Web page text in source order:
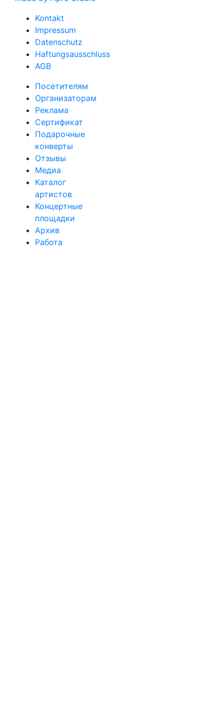
Kontakt
Impressum
Datenschutz
Haftungsausschluss
AGB
Посетителям
Организаторам
Реклама
Сертификат
Подарочные
конверты
Отзывы
Медиа
Каталог
артистов
Концертные
площадки
Архив
Работа